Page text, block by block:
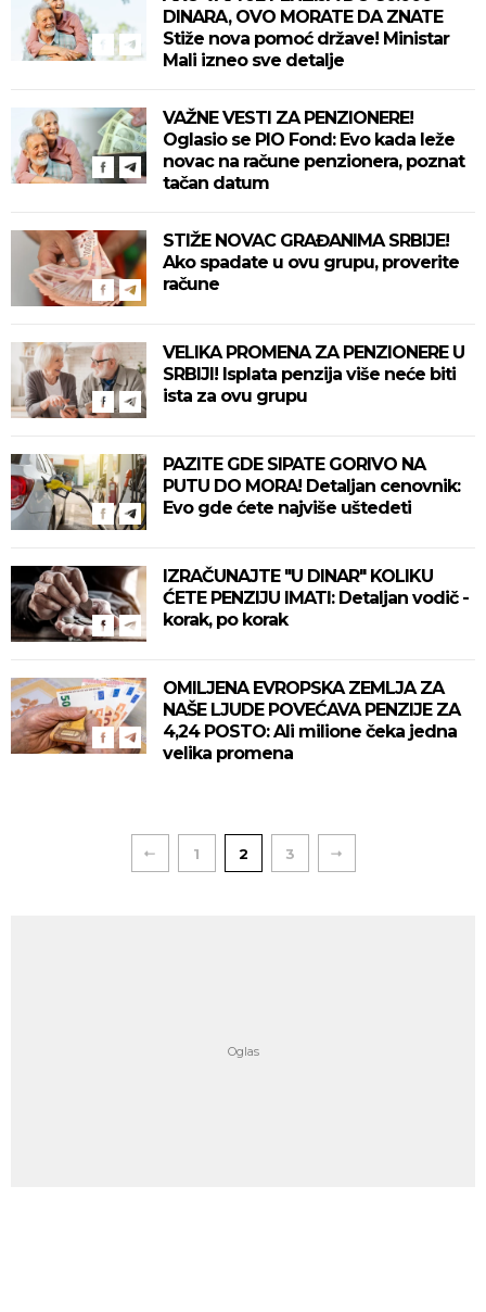
DINARA, OVO MORATE DA ZNATE
Stiže nova pomoć države! Ministar
Mali izneo sve detalje
VAŽNE VESTI ZA PENZIONERE!
Oglasio se PIO Fond: Evo kada leže
novac na račune penzionera, poznat
tačan datum
STIŽE NOVAC GRAĐANIMA SRBIJE!
Ako spadate u ovu grupu, proverite
račune
VELIKA PROMENA ZA PENZIONERE U
SRBIJI! Isplata penzija više neće biti
ista za ovu grupu
PAZITE GDE SIPATE GORIVO NA
PUTU DO MORA! Detaljan cenovnik:
Evo gde ćete najviše uštedeti
IZRAČUNAJTE "U DINAR" KOLIKU
ĆETE PENZIJU IMATI: Detaljan vodič -
korak, po korak
OMILJENA EVROPSKA ZEMLJA ZA
NAŠE LJUDE POVEĆAVA PENZIJE ZA
4,24 POSTO: Ali milione čeka jedna
velika promena
1 2 3